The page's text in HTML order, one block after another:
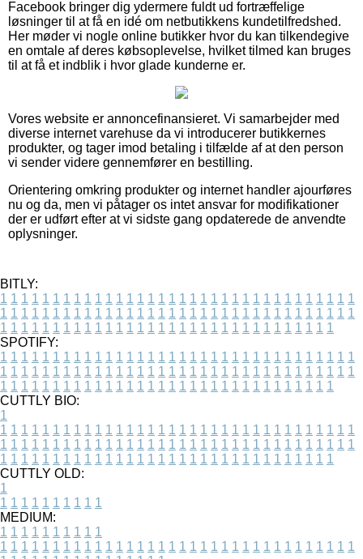
Facebook bringer dig ydermere fuldt ud fortræffelige
løsninger til at få en idé om netbutikkens kundetilfredshed.
Her møder vi nogle online butikker hvor du kan tilkendegive
en omtale af deres købsoplevelse, hvilket tilmed kan bruges
til at få et indblik i hvor glade kunderne er.
Vores website er annoncefinansieret. Vi samarbejder med
diverse internet varehuse da vi introducerer butikkernes
produkter, og tager imod betaling i tilfælde af at den person
vi sender videre gennemfører en bestilling.
Orientering omkring produkter og internet handler ajourføres
nu og da, men vi påtager os intet ansvar for modifikationer
der er udført efter at vi sidste gang opdaterede de anvendte
oplysninger.
BITLY:
1 1 1 1 1 1 1 1 1 1 1 1 1 1 1 1 1 1 1 1 1 1 1 1 1 1 1 1 1 1 1 1 1 1
1 1 1 1 1 1 1 1 1 1 1 1 1 1 1 1 1 1 1 1 1 1 1 1 1 1 1 1 1 1 1 1 1 1
1 1 1 1 1 1 1 1 1 1 1 1 1 1 1 1 1 1 1 1 1 1 1 1 1 1 1 1 1 1 1 1
SPOTIFY:
1 1 1 1 1 1 1 1 1 1 1 1 1 1 1 1 1 1 1 1 1 1 1 1 1 1 1 1 1 1 1 1 1 1
1 1 1 1 1 1 1 1 1 1 1 1 1 1 1 1 1 1 1 1 1 1 1 1 1 1 1 1 1 1 1 1 1 1
1 1 1 1 1 1 1 1 1 1 1 1 1 1 1 1 1 1 1 1 1 1 1 1 1 1 1 1 1 1 1 1
CUTTLY BIO:
1
1 1 1 1 1 1 1 1 1 1 1 1 1 1 1 1 1 1 1 1 1 1 1 1 1 1 1 1 1 1 1 1 1 1
1 1 1 1 1 1 1 1 1 1 1 1 1 1 1 1 1 1 1 1 1 1 1 1 1 1 1 1 1 1 1 1 1 1
1 1 1 1 1 1 1 1 1 1 1 1 1 1 1 1 1 1 1 1 1 1 1 1 1 1 1 1 1 1 1 1
CUTTLY OLD:
1
1 1 1 1 1 1 1 1 1 1
MEDIUM:
1 1 1 1 1 1 1 1 1 1
1 1 1 1 1 1 1 1 1 1 1 1 1 1 1 1 1 1 1 1 1 1 1 1 1 1 1 1 1 1 1 1 1 1